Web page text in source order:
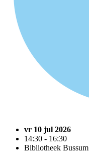
vr 10 jul 2026
14:30 - 16:30
Bibliotheek Bussum